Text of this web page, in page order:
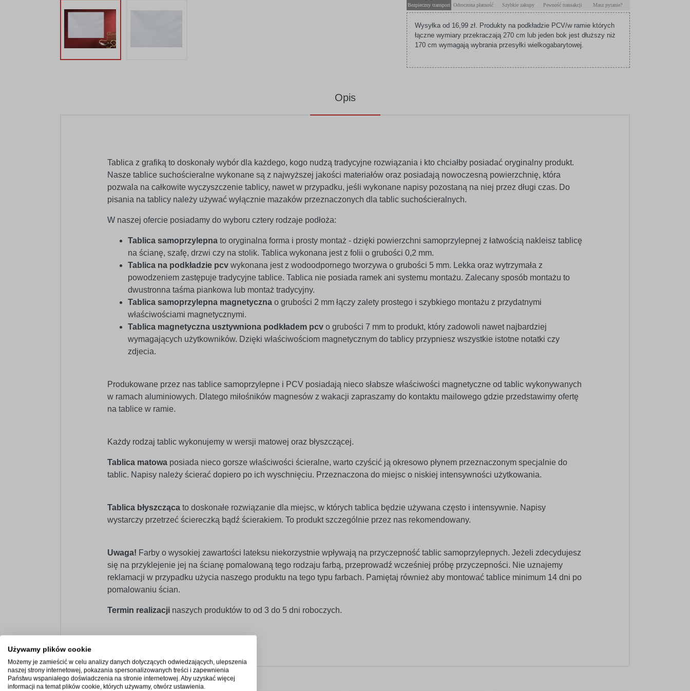
Bezpieczny transport Odroczona płatność Szybkie zakupy Pewność transakcji Masz pytanie?
Wysyłka od 16,99 zł. Produkty na podkładzie PCV/w ramie których
łączne wymiary przekraczają 270 cm lub jeden bok jest dłuższy niż
170 cm wymagają wybrania przesyłki wielkogabarytowej.
Opis
Tablica z grafiką to doskonały wybór dla każdego, kogo nudzą tradycyjne rozwiązania i kto chciałby posiadać oryginalny produkt.
Nasze tablice suchościeralne wykonane są z najwyższej jakości materiałów oraz posiadają nowoczesną powierzchnię, która
pozwala na całkowite wyczyszczenie tablicy, nawet w przypadku, jeśli wykonane napisy pozostaną na niej przez długi czas. Do
pisania na tablicy należy używać wyłącznie mazaków przeznaczonych dla tablic suchościeralnych.
W naszej ofercie posiadamy do wyboru cztery rodzaje podłoża:
Tablica samoprzylepna to oryginalna forma i prosty montaż - dzięki powierzchni samoprzylepnej z łatwością nakleisz tablicę
na ścianę, szafę, drzwi czy na stolik. Tablica wykonana jest z folii o grubości 0,2 mm.
Tablica na podkładzie pcv wykonana jest z wodoodpornego tworzywa o grubości 5 mm. Lekka oraz wytrzymała z
powodzeniem zastępuje tradycyjne tablice. Tablica nie posiada ramek ani systemu montażu. Zalecany sposób montażu to
dwustronna taśma piankowa lub montaż tradycyjny.
Tablica samoprzylepna magnetyczna o grubości 2 mm łączy zalety prostego i szybkiego montażu z przydatnymi
właściwościami magnetycznymi.
Tablica magnetyczna usztywniona podkładem pcv o grubości 7 mm to produkt, który zadowoli nawet najbardziej
wymagających użytkowników. Dzięki właściwościom magnetycznym do tablicy przypniesz wszystkie istotne notatki czy
zdjecia.
Produkowane przez nas tablice samoprzylepne i PCV posiadają nieco słabsze właściwości magnetyczne od tablic wykonywanych
w ramach aluminiowych. Dlatego miłośników magnesów z wakacji zapraszamy do kontaktu mailowego gdzie przedstawimy ofertę
na tablice w ramie.
Każdy rodzaj tablic wykonujemy w wersji matowej oraz błyszczącej.
Tablica matowa posiada nieco gorsze właściwości ścieralne, warto czyścić ją okresowo płynem przeznaczonym specjalnie do
tablic. Napisy należy ścierać dopiero po ich wyschnięciu. Przeznaczona do miejsc o niskiej intensywności użytkowania.
Tablica błyszcząca to doskonałe rozwiązanie dla miejsc, w których tablica będzie używana często i intensywnie. Napisy
wystarczy przetrzeć ściereczką bądź ścierakiem. To produkt szczególnie przez nas rekomendowany.
Uwaga! Farby o wysokiej zawartości lateksu niekorzystnie wpływają na przyczepność tablic samoprzylepnych. Jeżeli zdecydujesz
się na przyklejenie jej na ścianę pomalowaną tego rodzaju farbą, przeprowadź wcześniej próbę przyczepności. Nie uznajemy
reklamacji w przypadku użycia naszego produktu na tego typu farbach. Pamiętaj również aby montować tablice minimum 14 dni po
pomalowaniu ścian.
Termin realizacji naszych produktów to od 3 do 5 dni roboczych.
Używamy plików cookie
Możemy je zamieścić w celu analizy danych dotyczących odwiedzających, ulepszenia
naszej strony internetowej, pokazania spersonalizowanych treści i zapewnienia
Państwu wspaniałego doświadczenia na stronie internetowej. Aby uzyskać więcej
informacji na temat plików cookie, których używamy, otwórz ustawienia.